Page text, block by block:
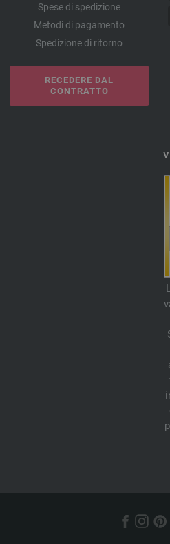
Spese di spedizione
Metodi di pagamento
Spedizione di ritorno
RECEDERE DAL
CONTRATTO